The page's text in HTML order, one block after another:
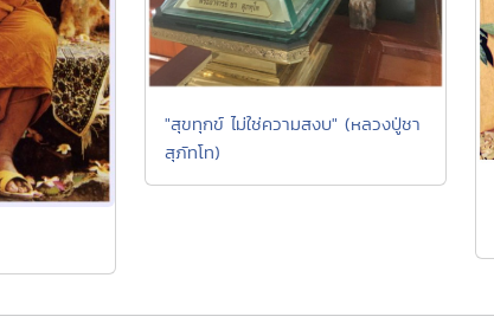
"สุขทุกข์ ไม่ใช่ความสงบ" (หลวงปู่ชา
สุภัทโท)